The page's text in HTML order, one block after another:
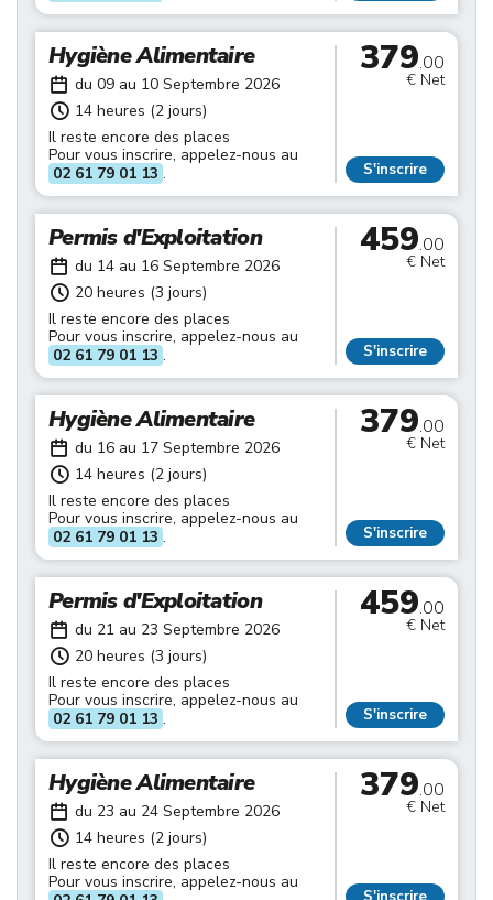
Hygiène Alimentaire
du 09 au 10 Septembre 2026
14 heures (2 jours)
Il reste encore des places
Pour vous inscrire, appelez-nous au
02 61 79 01 13 .
379.00
€ Net
S'inscrire
Permis d'Exploitation
du 14 au 16 Septembre 2026
20 heures (3 jours)
Il reste encore des places
Pour vous inscrire, appelez-nous au
02 61 79 01 13 .
459.00
€ Net
S'inscrire
Hygiène Alimentaire
du 16 au 17 Septembre 2026
14 heures (2 jours)
Il reste encore des places
Pour vous inscrire, appelez-nous au
02 61 79 01 13 .
379.00
€ Net
S'inscrire
Permis d'Exploitation
du 21 au 23 Septembre 2026
20 heures (3 jours)
Il reste encore des places
Pour vous inscrire, appelez-nous au
02 61 79 01 13 .
459.00
€ Net
S'inscrire
Hygiène Alimentaire
du 23 au 24 Septembre 2026
14 heures (2 jours)
Il reste encore des places
Pour vous inscrire, appelez-nous au
379.00
€ Net